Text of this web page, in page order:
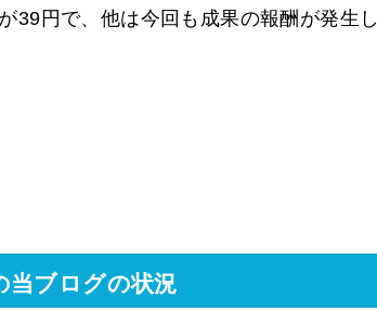
39円で、他は今回も成果の報酬が発生
当ブログの状況